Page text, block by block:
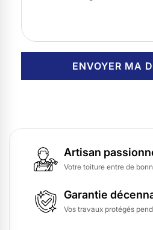
Artisan
Votre toiture entre de
Garantie
Vos travaux protégés